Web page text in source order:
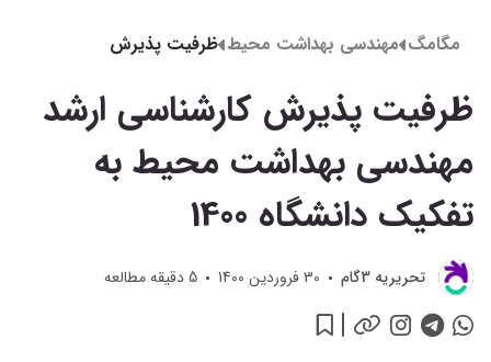
مگامگ مهندسی بهداشت محیط ظرفیت پذیرش
بهداشت محیط به
تفکیک دانشگاه 1400
ظرفیت پذیرش کارشناسی ارشد
مهندسی بهداشت محیط به
تفکیک دانشگاه 1400
تحريريه 3گام 30 فروردین 1400 5دقیقه مطالعه